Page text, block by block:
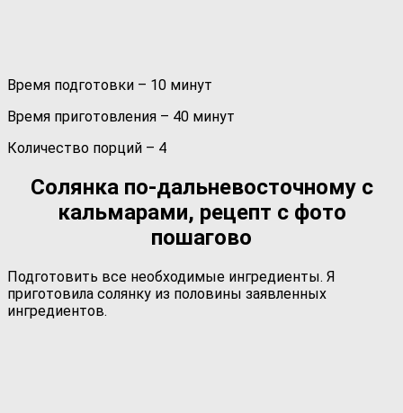
Время подготовки – 10 минут
Время приготовления – 40 минут
Количество порций – 4
Солянка по-дальневосточному с
кальмарами, рецепт с фото
пошагово
Подготовить все необходимые ингредиенты. Я
приготовила солянку из половины заявленных
ингредиентов.